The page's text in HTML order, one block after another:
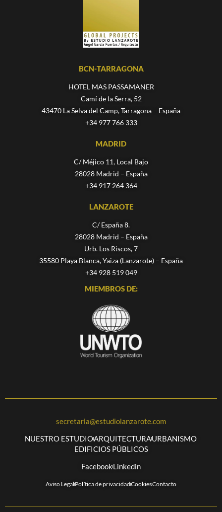
BCN-TARRAGONA
HOTEL MAS PASSAMANER
Camí de la Serra, 52
43470 La Selva del Camp, Tarragona – España
+34 977 766 333
MADRID
C/ Méjico 11, Local Bajo
28028 Madrid – España
+34 917 264 364
LANZAROTE
C/ España 8.
28028 Madrid – España
Urb. Los Riscos, 7
35580 Playa Blanca, Yaiza (Lanzarote) – España
+34 928 519 049
MIEMBROS DE:
secretaria@estudiolanzarote.com
NUESTRO ESTUDIOARQUITECTURAURBANISMO
EDIFICIOS PÚBLICOS
FacebookLinkedin
Aviso Legal Política de privacidadCookiesContacto